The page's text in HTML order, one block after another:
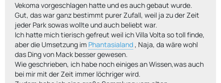
Vekoma vorgeschlagen hatte und es auch gebaut wurde.
Gut, das war ganz bestimmt purer Zufall, weil ja zu der Zeit
jeder Park sowas wollte und auch beliebt war.
Ich hatte mich tierisch gefreut weil ich Villa Volta so toll finde,
aber die Umsetzung im Phantasialand, Naja, da wäre wohl
das Ding von Mack besser gewesen.
Wie geschrieben, ich habe noch einiges an Wissen,was auch
bei mir mit der Zeit immer löchriger wird.